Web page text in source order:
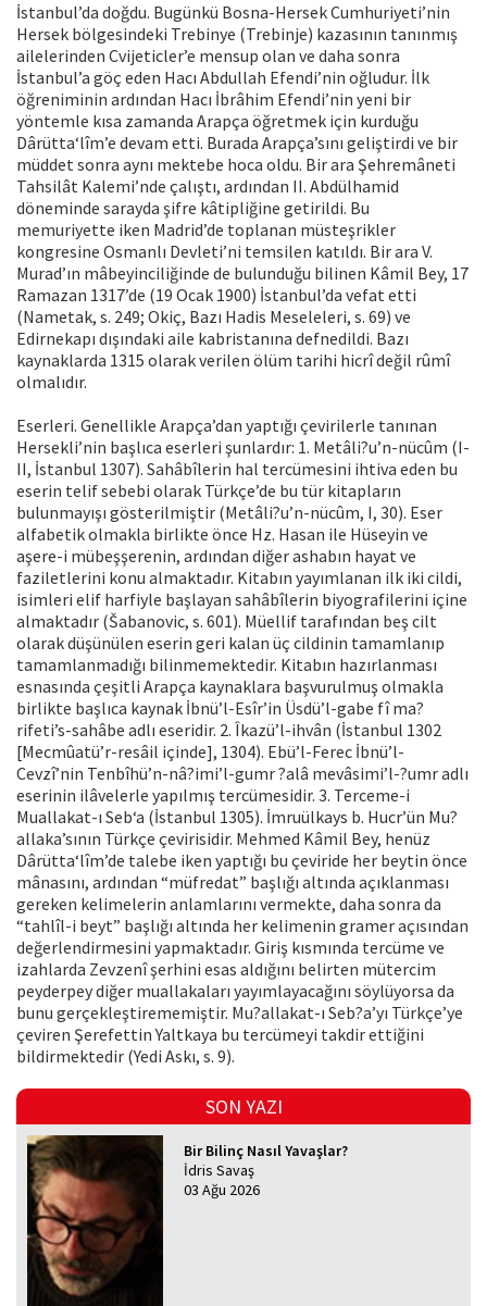
İstanbul’da doğdu. Bugünkü Bosna-Hersek Cumhuriyeti’nin
Hersek bölgesindeki Trebinye (Trebinje) kazasının tanınmış
ailelerinden Cvijeticler’e mensup olan ve daha sonra
İstanbul’a göç eden Hacı Abdullah Efendi’nin oğludur. İlk
öğreniminin ardından Hacı İbrâhim Efendi’nin yeni bir
yöntemle kısa zamanda Arapça öğretmek için kurduğu
Dârütta‘lîm’e devam etti. Burada Arapça’sını geliştirdi ve bir
müddet sonra aynı mektebe hoca oldu. Bir ara Şehremâneti
Tahsilât Kalemi’nde çalıştı, ardından II. Abdülhamid
döneminde sarayda şifre kâtipliğine getirildi. Bu
memuriyette iken Madrid’de toplanan müsteşrikler
kongresine Osmanlı Devleti’ni temsilen katıldı. Bir ara V.
Murad’ın mâbeyinciliğinde de bulunduğu bilinen Kâmil Bey, 17
Ramazan 1317’de (19 Ocak 1900) İstanbul’da vefat etti
(Nametak, s. 249; Okiç, Bazı Hadis Meseleleri, s. 69) ve
Edirnekapı dışındaki aile kabristanına defnedildi. Bazı
kaynaklarda 1315 olarak verilen ölüm tarihi hicrî değil rûmî
olmalıdır.
Eserleri. Genellikle Arapça’dan yaptığı çevirilerle tanınan
Hersekli’nin başlıca eserleri şunlardır: 1. Metâli?u’n-nücûm (I-
II, İstanbul 1307). Sahâbîlerin hal tercümesini ihtiva eden bu
eserin telif sebebi olarak Türkçe’de bu tür kitapların
bulunmayışı gösterilmiştir (Metâli?u’n-nücûm, I, 30). Eser
alfabetik olmakla birlikte önce Hz. Hasan ile Hüseyin ve
aşere-i mübeşşerenin, ardından diğer ashabın hayat ve
faziletlerini konu almaktadır. Kitabın yayımlanan ilk iki cildi,
isimleri elif harfiyle başlayan sahâbîlerin biyografilerini içine
almaktadır (Šabanovic, s. 601). Müellif tarafından beş cilt
olarak düşünülen eserin geri kalan üç cildinin tamamlanıp
tamamlanmadığı bilinmemektedir. Kitabın hazırlanması
esnasında çeşitli Arapça kaynaklara başvurulmuş olmakla
birlikte başlıca kaynak İbnü’l-Esîr’in Üsdü’l-gabe fî ma?
rifeti’s-sahâbe adlı eseridir. 2. Îkazü’l-ihvân (İstanbul 1302
[Mecmûatü’r-resâil içinde], 1304). Ebü’l-Ferec İbnü’l-
Cevzî’nin Tenbîhü’n-nâ?imi’l-gumr ?alâ mevâsimi’l-?umr adlı
eserinin ilâvelerle yapılmış tercümesidir. 3. Terceme-i
Muallakat-ı Seb‘a (İstanbul 1305). İmruülkays b. Hucr’ün Mu?
allaka’sının Türkçe çevirisidir. Mehmed Kâmil Bey, henüz
Dârütta‘lîm’de talebe iken yaptığı bu çeviride her beytin önce
mânasını, ardından “müfredat” başlığı altında açıklanması
gereken kelimelerin anlamlarını vermekte, daha sonra da
“tahlîl-i beyt” başlığı altında her kelimenin gramer açısından
değerlendirmesini yapmaktadır. Giriş kısmında tercüme ve
izahlarda Zevzenî şerhini esas aldığını belirten mütercim
peyderpey diğer muallakaları yayımlayacağını söylüyorsa da
bunu gerçekleştirememiştir. Mu?allakat-ı Seb?a’yı Türkçe’ye
çeviren Şerefettin Yaltkaya bu tercümeyi takdir ettiğini
bildirmektedir (Yedi Askı, s. 9).
SON YAZI
Bir Bilinç Nasıl Yavaşlar?
İdris Savaş
03 Ağu 2026